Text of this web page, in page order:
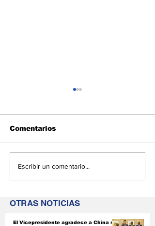
Guinea Ecuatorial
de Ceiba
Comentarios
Escribir un comentario...
OTRAS NOTICIAS
El Vicepresidente agradece a China su